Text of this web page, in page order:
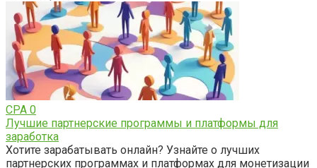
CPA 0
Лучшие партнерские программы и платформы для
заработка
Хотите зарабатывать онлайн? Узнайте о лучших
партнерских программах и платформах для монетизации